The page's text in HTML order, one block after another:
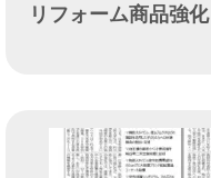
リフォーム商品強化